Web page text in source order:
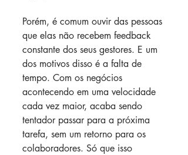
Porém, é comum ouvir das pessoas
que elas não recebem feedback
constante dos seus gestores. E um
dos motivos disso é a falta de
tempo. Com os negócios
acontecendo em uma velocidade
cada vez maior, acaba sendo
tentador passar para a próxima
tarefa, sem um retorno para os
colaboradores. Só que isso